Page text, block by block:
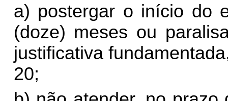
a) postergar o início do
(doze) meses ou
justificativa
20;